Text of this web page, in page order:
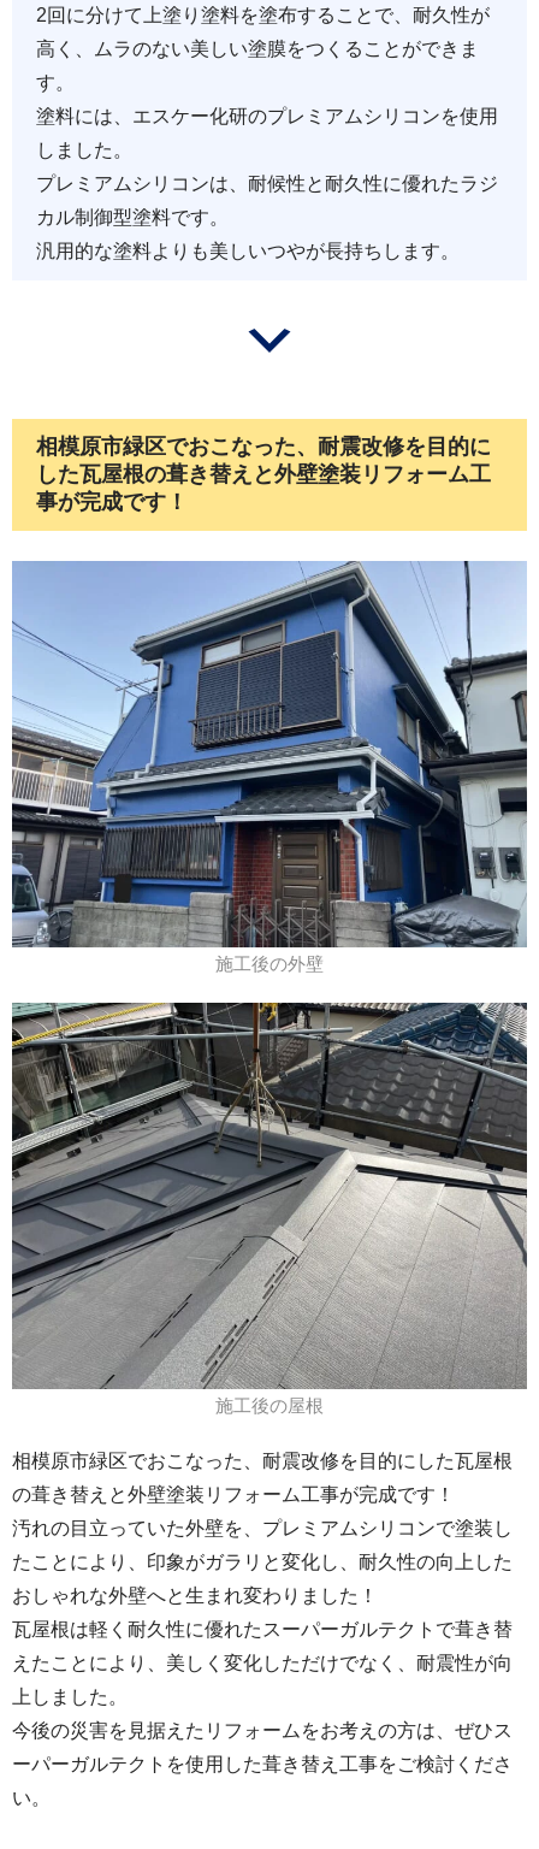
2回に分けて上塗り塗料を塗布することで、耐久性が
高く、ムラのない美しい塗膜をつくることができま
す。
塗料には、エスケー化研のプレミアムシリコンを使用
しました。
プレミアムシリコンは、耐候性と耐久性に優れたラジ
カル制御型塗料です。
汎用的な塗料よりも美しいつやが長持ちします。
相模原市緑区でおこなった、耐震改修を目的に
した瓦屋根の葺き替えと外壁塗装リフォーム工
事が完成です！
施工後の外壁
施工後の屋根
相模原市緑区でおこなった、耐震改修を目的にした瓦屋根
の葺き替えと外壁塗装リフォーム工事が完成です！
汚れの目立っていた外壁を、プレミアムシリコンで塗装し
たことにより、印象がガラリと変化し、耐久性の向上した
おしゃれな外壁へと生まれ変わりました！
瓦屋根は軽く耐久性に優れたスーパーガルテクトで葺き替
えたことにより、美しく変化しただけでなく、耐震性が向
上しました。
今後の災害を見据えたリフォームをお考えの方は、ぜひス
ーパーガルテクトを使用した葺き替え工事をご検討くださ
い。